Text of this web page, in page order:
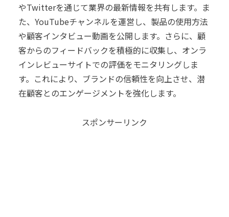
やTwitterを通じて業界の最新情報を共有します。ま
た、YouTubeチャンネルを運営し、製品の使用方法
や顧客インタビュー動画を公開します。さらに、顧
客からのフィードバックを積極的に収集し、オンラ
インレビューサイトでの評価をモニタリングしま
す。これにより、ブランドの信頼性を向上させ、潜
在顧客とのエンゲージメントを強化します。
スポンサーリンク